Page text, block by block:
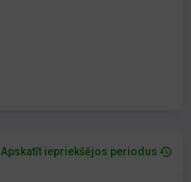
Apskatīt iepriekšējos periodus